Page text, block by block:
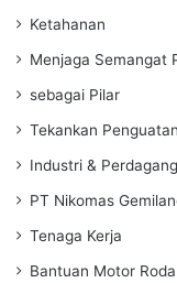
Ketahanan
Menjaga Semangat
sebagai Pilar
Tekankan Penguatan
Industri &
PT Nikomas
Tenaga Kerja
Bantuan Motor